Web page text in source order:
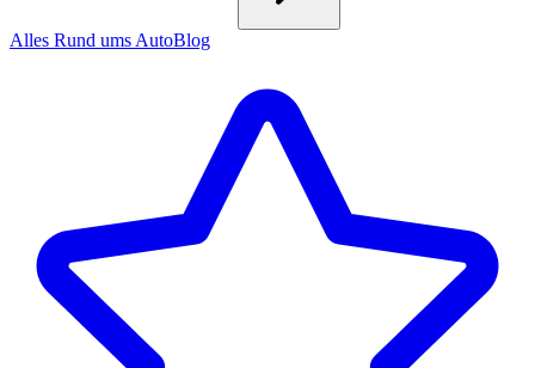
Alles Rund ums AutoBlog